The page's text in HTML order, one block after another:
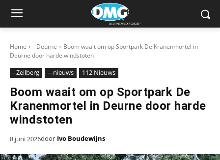
Home - Deurne
Boom waait om op Sportpark De Kranenmortel in
Deurne door harde windstoten
- Zeilberg -- nieuws 112 Nieuws
Boom waait om op Sportpark De
Kranenmortel in Deurne door harde
windstoten
8 juni 2026door Ivo Boudewijns